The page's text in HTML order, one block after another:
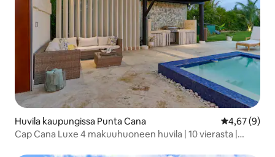
Huvila kaupungissa Punta Cana
4,67 (9)
Cap Cana Luxe 4 makuuhuoneen huvila | 10 vierasta |